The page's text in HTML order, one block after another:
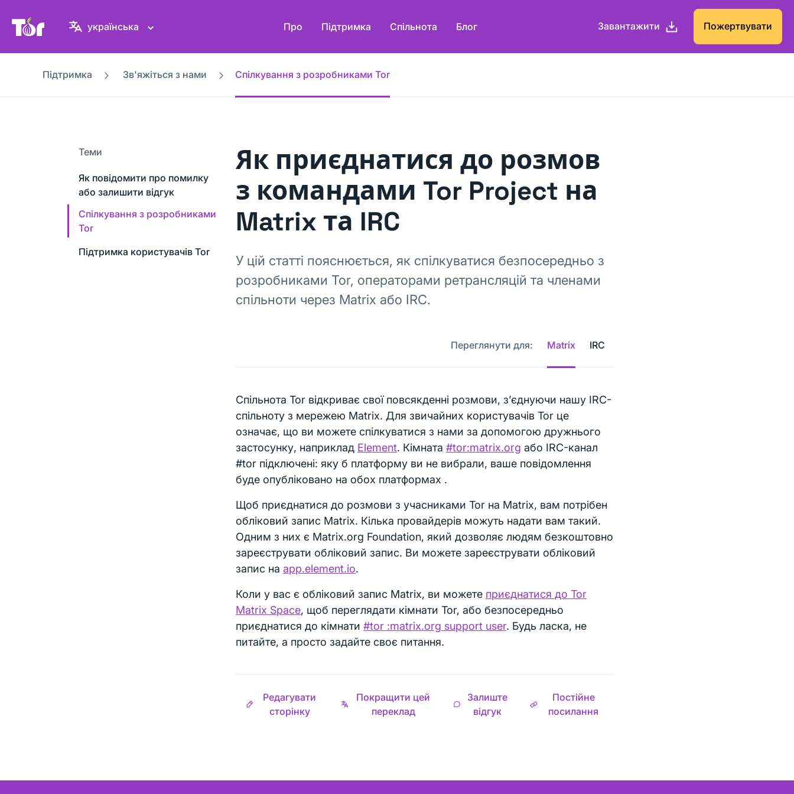
Вебсайт проєкту Tor
українська Про Підтримка Спільнота Блог Завантажити Пожертвувати
Підтримка Зв'яжіться з нами Спілкування з розробниками Tor
Теми
Як повідомити про помилку
або залишити відгук
Спілкування з розробниками
Tor
Підтримка користувачів Tor
Як приєднатися до розмов
з командами Tor Project на
Matrix та IRC
У цій статті пояснюється, як спілкуватися безпосередньо з
розробниками Tor, операторами ретрансляцій та членами
спільноти через Matrix або IRC.
Переглянути для: Matrix IRC
Спільнота Tor відкриває свої повсякденні розмови, з’єднуючи нашу IRC-
спільноту з мережею Matrix. Для звичайних користувачів Tor це
означає, що ви можете спілкуватися з нами за допомогою дружнього
застосунку, наприклад Element. Кімната #tor:matrix.org або IRC-канал
#tor підключені: яку б платформу ви не вибрали, ваше повідомлення
буде опубліковано на обох платформах .
Щоб приєднатися до розмови з учасниками Tor на Matrix, вам потрібен
обліковий запис Matrix. Кілька провайдерів можуть надати вам такий.
Одним з них є Matrix.org Foundation, який дозволяє людям безкоштовно
зареєструвати обліковий запис. Ви можете зареєструвати обліковий
запис на app.element.io.
Коли у вас є обліковий запис Matrix, ви можете приєднатися до Tor
Matrix Space, щоб переглядати кімнати Tor, або безпосередньо
приєднатися до кімнати #tor :matrix.org support user. Будь ласка, не
питайте, а просто задайте своє питання.
Редагувати
сторінку
Покращити цей
переклад
Залиште
відгук
Постійне
посилання